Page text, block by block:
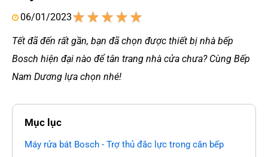
06/01/2023
4
Tết đã đến rất gần, bạn đã chọn được thiết bị nhà bếp
Bosch hiện đại nào để tân trang nhà cửa chưa? Cùng Bếp
Nam Dương lựa chọn nhé!
Mục lục
Máy rửa bát Bosch - Trợ thủ đắc lực trong căn bếp